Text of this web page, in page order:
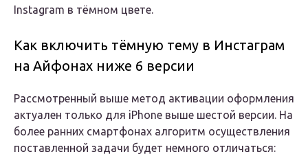
Instagram в тёмном цвете.
Как включить тёмную тему в Инстаграм
на Айфонах ниже 6 версии
Рассмотренный выше метод активации оформления
актуален только для iPhone выше шестой версии. На
более ранних смартфонах алгоритм осуществления
поставленной задачи будет немного отличаться: